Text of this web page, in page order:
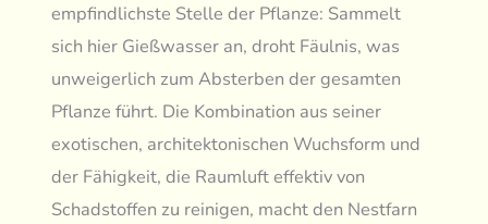
empfindlichste Stelle der Pflanze: Sammelt
sich hier Gießwasser an, droht Fäulnis, was
unweigerlich zum Absterben der gesamten
Pflanze führt. Die Kombination aus seiner
exotischen, architektonischen Wuchsform und
der Fähigkeit, die Raumluft effektiv von
Schadstoffen zu reinigen, macht den Nestfarn